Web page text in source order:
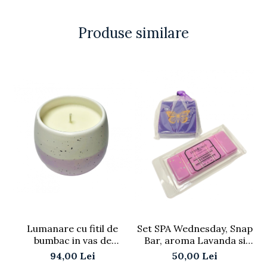
Produse similare
Lumanare cu fitil de
bumbac in vas de
ceramica, 250 g
94,00 Lei
Set SPA Wednesday, Snap
Bar, aroma Lavanda si
Sapun natural, Techir,
Namol si Lavanda
50,00 Lei